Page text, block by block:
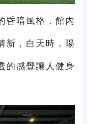
昏暗風格，館內
新，白天時，陽
的感覺讓人健身